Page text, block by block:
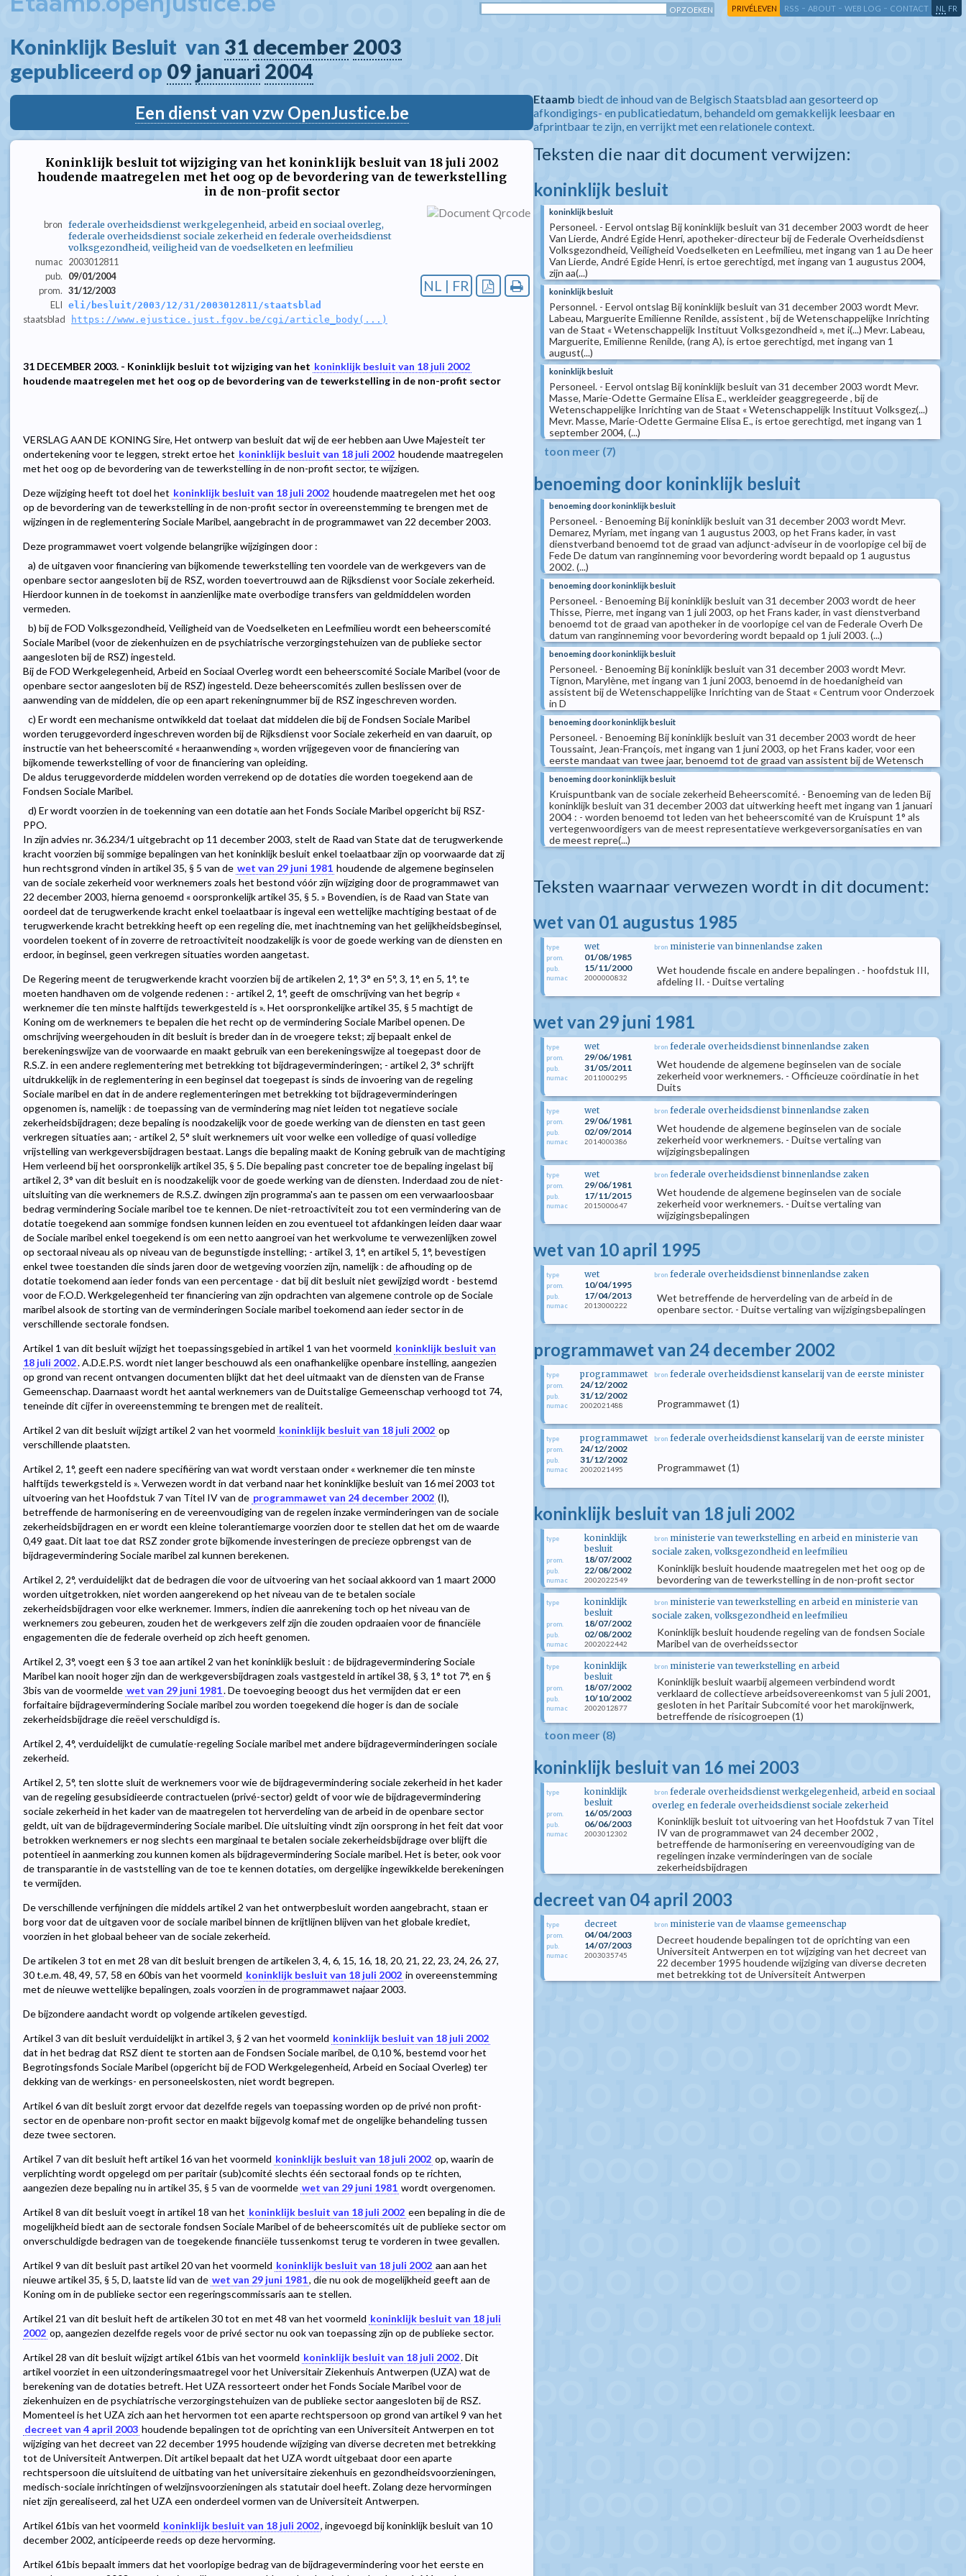
PRIVÉLEVEN RSS - ABOUT - WEB LOG - CONTACT NL FR
Koninklijk Besluit  van 31 december 2003
gepubliceerd op 09 januari 2004
Een dienst van vzw OpenJustice.be
Koninklijk besluit tot wijziging van het koninklijk besluit van 18 juli 2002
houdende maatregelen met het oog op de bevordering van de tewerkstelling
in de non-profit sector
bron federale overheidsdienst werkgelegenheid, arbeid en sociaal overleg,
federale overheidsdienst sociale zekerheid en federale overheidsdienst
volksgezondheid, veiligheid van de voedselketen en leefmilieu
numac 2003012811
pub.
09/01/2004
prom. 31/12/2003
ELI eli/besluit/2003/12/31/2003012811/staatsblad
staatsblad https://www.ejustice.just.fgov.be/cgi/article_body(...)
NL | FR
31 DECEMBER 2003. - Koninklijk besluit tot wijziging van het koninklijk besluit van 18 juli 2002
houdende maatregelen met het oog op de bevordering van de tewerkstelling in de non-profit sector
VERSLAG AAN DE KONING Sire, Het ontwerp van besluit dat wij de eer hebben aan Uwe Majesteit ter
ondertekening voor te leggen, strekt ertoe het koninklijk besluit van 18 juli 2002 houdende maatregelen
met het oog op de bevordering van de tewerkstelling in de non-profit sector, te wijzigen.
Deze wijziging heeft tot doel het koninklijk besluit van 18 juli 2002 houdende maatregelen met het oog
op de bevordering van de tewerkstelling in de non-profit sector in overeenstemming te brengen met de
wijzingen in de reglementering Sociale Maribel, aangebracht in de programmawet van 22 december 2003.
Deze programmawet voert volgende belangrijke wijzigingen door :
a) de uitgaven voor financiering van bijkomende tewerkstelling ten voordele van de werkgevers van de
openbare sector aangesloten bij de RSZ, worden toevertrouwd aan de Rijksdienst voor Sociale zekerheid.
Hierdoor kunnen in de toekomst in aanzienlijke mate overbodige transfers van geldmiddelen worden
vermeden.
b) bij de FOD Volksgezondheid, Veiligheid van de Voedselketen en Leefmilieu wordt een beheerscomité
Sociale Maribel (voor de ziekenhuizen en de psychiatrische verzorgingstehuizen van de publieke sector
aangesloten bij de RSZ) ingesteld.
Bij de FOD Werkgelegenheid, Arbeid en Sociaal Overleg wordt een beheerscomité Sociale Maribel (voor de
openbare sector aangesloten bij de RSZ) ingesteld. Deze beheerscomités zullen beslissen over de
aanwending van de middelen, die op een apart rekeningnummer bij de RSZ ingeschreven worden.
c) Er wordt een mechanisme ontwikkeld dat toelaat dat middelen die bij de Fondsen Sociale Maribel
worden teruggevorderd ingeschreven worden bij de Rijksdienst voor Sociale zekerheid en van daaruit, op
instructie van het beheerscomité « heraanwending », worden vrijgegeven voor de financiering van
bijkomende tewerkstelling of voor de financiering van opleiding.
De aldus teruggevorderde middelen worden verrekend op de dotaties die worden toegekend aan de
Fondsen Sociale Maribel.
d) Er wordt voorzien in de toekenning van een dotatie aan het Fonds Sociale Maribel opgericht bij RSZ-
PPO.
In zijn advies nr. 36.234/1 uitgebracht op 11 december 2003, stelt de Raad van State dat de terugwerkende
kracht voorzien bij sommige bepalingen van het koninklijk besluit enkel toelaatbaar zijn op voorwaarde dat zij
hun rechtsgrond vinden in artikel 35, § 5 van de wet van 29 juni 1981 houdende de algemene beginselen
van de sociale zekerheid voor werknemers zoals het bestond vóór zijn wijziging door de programmawet van
22 december 2003, hierna genoemd « oorspronkelijk artikel 35, § 5. » Bovendien, is de Raad van State van
oordeel dat de terugwerkende kracht enkel toelaatbaar is ingeval een wettelijke machtiging bestaat of de
terugwerkende kracht betrekking heeft op een regeling die, met inachtneming van het gelijkheidsbeginsel,
voordelen toekent of in zoverre de retroactiviteit noodzakelijk is voor de goede werking van de diensten en
erdoor, in beginsel, geen verkregen situaties worden aangetast.
De Regering meent de terugwerkende kracht voorzien bij de artikelen 2, 1°, 3° en 5°, 3, 1°, en 5, 1°, te
moeten handhaven om de volgende redenen : - artikel 2, 1°, geeft de omschrijving van het begrip «
werknemer die ten minste halftijds tewerkgesteld is ». Het oorspronkelijke artikel 35, § 5 machtigt de
Koning om de werknemers te bepalen die het recht op de vermindering Sociale Maribel openen. De
omschrijving weergehouden in dit besluit is breder dan in de vroegere tekst; zij bepaalt enkel de
berekeningswijze van de voorwaarde en maakt gebruik van een berekeningswijze al toegepast door de
R.S.Z. in een andere reglementering met betrekking tot bijdrageverminderingen; - artikel 2, 3° schrijft
uitdrukkelijk in de reglementering in een beginsel dat toegepast is sinds de invoering van de regeling
Sociale maribel en dat in de andere reglementeringen met betrekking tot bijdrageverminderingen
opgenomen is, namelijk : de toepassing van de vermindering mag niet leiden tot negatieve sociale
zekerheidsbijdragen; deze bepaling is noodzakelijk voor de goede werking van de diensten en tast geen
verkregen situaties aan; - artikel 2, 5° sluit werknemers uit voor welke een volledige of quasi volledige
vrijstelling van werkgeversbijdragen bestaat. Langs die bepaling maakt de Koning gebruik van de machtiging
Hem verleend bij het oorspronkelijk artikel 35, § 5. Die bepaling past concreter toe de bepaling ingelast bij
artikel 2, 3° van dit besluit en is noodzakelijk voor de goede werking van de diensten. Inderdaad zou de niet-
uitsluiting van die werknemers de R.S.Z. dwingen zijn programma's aan te passen om een verwaarloosbaar
bedrag vermindering Sociale maribel toe te kennen. De niet-retroactiviteit zou tot een vermindering van de
dotatie toegekend aan sommige fondsen kunnen leiden en zou eventueel tot afdankingen leiden daar waar
de Sociale maribel enkel toegekend is om een netto aangroei van het werkvolume te verwezenlijken zowel
op sectoraal niveau als op niveau van de begunstigde instelling; - artikel 3, 1°, en artikel 5, 1°, bevestigen
enkel twee toestanden die sinds jaren door de wetgeving voorzien zijn, namelijk : de afhouding op de
dotatie toekomend aan ieder fonds van een percentage - dat bij dit besluit niet gewijzigd wordt - bestemd
voor de F.O.D. Werkgelegenheid ter financiering van zijn opdrachten van algemene controle op de Sociale
maribel alsook de storting van de verminderingen Sociale maribel toekomend aan ieder sector in de
verschillende sectorale fondsen.
Artikel 1 van dit besluit wijzigt het toepassingsgebied in artikel 1 van het voormeld koninklijk besluit van
18 juli 2002. A.D.E.P.S. wordt niet langer beschouwd als een onafhankelijke openbare instelling, aangezien
op grond van recent ontvangen documenten blijkt dat het deel uitmaakt van de diensten van de Franse
Gemeenschap. Daarnaast wordt het aantal werknemers van de Duitstalige Gemeenschap verhoogd tot 74,
teneinde dit cijfer in overeenstemming te brengen met de realiteit.
Artikel 2 van dit besluit wijzigt artikel 2 van het voormeld koninklijk besluit van 18 juli 2002 op
verschillende plaatsten.
Artikel 2, 1°, geeft een nadere specifiëring van wat wordt verstaan onder « werknemer die ten minste
halftijds tewerkgsteld is ». Verwezen wordt in dat verband naar het koninklijke besluit van 16 mei 2003 tot
uitvoering van het Hoofdstuk 7 van Titel IV van de programmawet van 24 december 2002 (I),
betreffende de harmonisering en de vereenvoudiging van de regelen inzake verminderingen van de sociale
zekerheidsbijdragen en er wordt een kleine tolerantiemarge voorzien door te stellen dat het om de waarde
0,49 gaat. Dit laat toe dat RSZ zonder grote bijkomende investeringen de precieze opbrengst van de
bijdragevermindering Sociale maribel zal kunnen berekenen.
Artikel 2, 2°, verduidelijkt dat de bedragen die voor de uitvoering van het sociaal akkoord van 1 maart 2000
worden uitgetrokken, niet worden aangerekend op het niveau van de te betalen sociale
zekerheidsbijdragen voor elke werknemer. Immers, indien die aanrekening toch op het niveau van de
werknemers zou gebeuren, zouden het de werkgevers zelf zijn die zouden opdraaien voor de financiële
engagementen die de federale overheid op zich heeft genomen.
Artikel 2, 3°, voegt een § 3 toe aan artikel 2 van het koninklijk besluit : de bijdragevermindering Sociale
Maribel kan nooit hoger zijn dan de werkgeversbijdragen zoals vastgesteld in artikel 38, § 3, 1° tot 7°, en §
3bis van de voormelde wet van 29 juni 1981. De toevoeging beoogt dus het vermijden dat er een
forfaitaire bijdragevermindering Sociale maribel zou worden toegekend die hoger is dan de sociale
zekerheidsbijdrage die reëel verschuldigd is.
Artikel 2, 4°, verduidelijkt de cumulatie-regeling Sociale maribel met andere bijdrageverminderingen sociale
zekerheid.
Artikel 2, 5°, ten slotte sluit de werknemers voor wie de bijdragevermindering sociale zekerheid in het kader
van de regeling gesubsidieerde contractuelen (privé-sector) geldt of voor wie de bijdragevermindering
sociale zekerheid in het kader van de maatregelen tot herverdeling van de arbeid in de openbare sector
geldt, uit van de bijdragevermindering Sociale maribel. Die uitsluiting vindt zijn oorsprong in het feit dat voor
betrokken werknemers er nog slechts een marginaal te betalen sociale zekerheidsbijdrage over blijft die
potentieel in aanmerking zou kunnen komen als bijdragevermindering Sociale maribel. Het is beter, ook voor
de transparantie in de vaststelling van de toe te kennen dotaties, om dergelijke ingewikkelde berekeningen
te vermijden.
De verschillende verfijningen die middels artikel 2 van het ontwerpbesluit worden aangebracht, staan er
borg voor dat de uitgaven voor de sociale maribel binnen de krijtlijnen blijven van het globale krediet,
voorzien in het globaal beheer van de sociale zekerheid.
De artikelen 3 tot en met 28 van dit besluit brengen de artikelen 3, 4, 6, 15, 16, 18, 20, 21, 22, 23, 24, 26, 27,
30 t.e.m. 48, 49, 57, 58 en 60bis van het voormeld koninklijk besluit van 18 juli 2002 in overeenstemming
met de nieuwe wettelijke bepalingen, zoals voorzien in de programmawet najaar 2003.
De bijzondere aandacht wordt op volgende artikelen gevestigd.
Artikel 3 van dit besluit verduidelijkt in artikel 3, § 2 van het voormeld koninklijk besluit van 18 juli 2002
dat in het bedrag dat RSZ dient te storten aan de Fondsen Sociale maribel, de 0,10 %, bestemd voor het
Begrotingsfonds Sociale Maribel (opgericht bij de FOD Werkgelegenheid, Arbeid en Sociaal Overleg) ter
dekking van de werkings- en personeelskosten, niet wordt begrepen.
Artikel 6 van dit besluit zorgt ervoor dat dezelfde regels van toepassing worden op de privé non profit-
sector en de openbare non-profit sector en maakt bijgevolg komaf met de ongelijke behandeling tussen
deze twee sectoren.
Artikel 7 van dit besluit heft artikel 16 van het voormeld koninklijk besluit van 18 juli 2002 op, waarin de
verplichting wordt opgelegd om per paritair (sub)comité slechts één sectoraal fonds op te richten,
aangezien deze bepaling nu in artikel 35, § 5 van de voormelde wet van 29 juni 1981 wordt overgenomen.
Artikel 8 van dit besluit voegt in artikel 18 van het koninklijk besluit van 18 juli 2002 een bepaling in die de
mogelijkheid biedt aan de sectorale fondsen Sociale Maribel of de beheerscomités uit de publieke sector om
onverschuldigde bedragen van de toegekende financiële tussenkomst terug te vorderen in twee gevallen.
Artikel 9 van dit besluit past artikel 20 van het voormeld koninklijk besluit van 18 juli 2002 aan aan het
nieuwe artikel 35, § 5, D, laatste lid van de wet van 29 juni 1981, die nu ook de mogelijkheid geeft aan de
Koning om in de publieke sector een regeringscommissaris aan te stellen.
Artikel 21 van dit besluit heft de artikelen 30 tot en met 48 van het voormeld koninklijk besluit van 18 juli
2002 op, aangezien dezelfde regels voor de privé sector nu ook van toepassing zijn op de publieke sector.
Artikel 28 van dit besluit wijzigt artikel 61bis van het voormeld koninklijk besluit van 18 juli 2002. Dit
artikel voorziet in een uitzonderingsmaatregel voor het Universitair Ziekenhuis Antwerpen (UZA) wat de
berekening van de dotaties betreft. Het UZA ressorteert onder het Fonds Sociale Maribel voor de
ziekenhuizen en de psychiatrische verzorgingstehuizen van de publieke sector aangesloten bij de RSZ.
Momenteel is het UZA zich aan het hervormen tot een aparte rechtspersoon op grond van artikel 9 van het
decreet van 4 april 2003 houdende bepalingen tot de oprichting van een Universiteit Antwerpen en tot
wijziging van het decreet van 22 december 1995 houdende wijziging van diverse decreten met betrekking
tot de Universiteit Antwerpen. Dit artikel bepaalt dat het UZA wordt uitgebaat door een aparte
rechtspersoon die uitsluitend de uitbating van het universitaire ziekenhuis en gezondheidsvoorzieningen,
medisch-sociale inrichtingen of welzijnsvoorzieningen als statutair doel heeft. Zolang deze hervormingen
niet zijn gerealiseerd, zal het UZA een onderdeel vormen van de Universiteit Antwerpen.
Artikel 61bis van het voormeld koninklijk besluit van 18 juli 2002, ingevoegd bij koninklijk besluit van 10
december 2002, anticipeerde reeds op deze hervorming.
Artikel 61bis bepaalt immers dat het voorlopige bedrag van de bijdragevermindering voor het eerste en
Etaamb biedt de inhoud van de Belgisch Staatsblad aan gesorteerd op
afkondigings- en publicatiedatum, behandeld om gemakkelijk leesbaar en
afprintbaar te zijn, en verrijkt met een relationele context.
Teksten die naar dit document verwijzen:
koninklijk besluit
koninklijk besluit
Personeel. - Eervol ontslag Bij koninklijk besluit van 31 december 2003 wordt de heer
Van Lierde, André Egide Henri, apotheker-directeur bij de Federale Overheidsdienst
Volksgezondheid, Veiligheid Voedselketen en Leefmilieu, met ingang van 1 au De heer
Van Lierde, André Egide Henri, is ertoe gerechtigd, met ingang van 1 augustus 2004,
zijn aa(...)
koninklijk besluit
Personnel. - Eervol ontslag Bij koninklijk besluit van 31 december 2003 wordt Mevr.
Labeau, Marguerite Emilienne Renilde, assistent , bij de Wetenschappelijke Inrichting
van de Staat « Wetenschappelijk Instituut Volksgezondheid », met i(...) Mevr. Labeau,
Marguerite, Emilienne Renilde, (rang A), is ertoe gerechtigd, met ingang van 1
august(...)
koninklijk besluit
Personeel. - Eervol ontslag Bij koninklijk besluit van 31 december 2003 wordt Mevr.
Masse, Marie-Odette Germaine Elisa E., werkleider geaggregeerde , bij de
Wetenschappelijke Inrichting van de Staat « Wetenschappelijk Instituut Volksgez(...)
Mevr. Masse, Marie-Odette Germaine Elisa E., is ertoe gerechtigd, met ingang van 1
september 2004, (...)
toon meer (7)
benoeming door koninklijk besluit
benoeming door koninklijk besluit
Personeel. - Benoeming Bij koninklijk besluit van 31 december 2003 wordt Mevr.
Demarez, Myriam, met ingang van 1 augustus 2003, op het Frans kader, in vast
dienstverband benoemd tot de graad van adjunct-adviseur in de voorlopige cel bij de
Fede De datum van ranginneming voor bevordering wordt bepaald op 1 augustus
2002. (...)
benoeming door koninklijk besluit
Personeel. - Benoeming Bij koninklijk besluit van 31 december 2003 wordt de heer
Thisse, Pierre, met ingang van 1 juli 2003, op het Frans kader, in vast dienstverband
benoemd tot de graad van apotheker in de voorlopige cel van de Federale Overh De
datum van ranginneming voor bevordering wordt bepaald op 1 juli 2003. (...)
benoeming door koninklijk besluit
Personeel. - Benoeming Bij koninklijk besluit van 31 december 2003 wordt Mevr.
Tignon, Marylène, met ingang van 1 juni 2003, benoemd in de hoedanigheid van
assistent bij de Wetenschappelijke Inrichting van de Staat « Centrum voor Onderzoek
in D
benoeming door koninklijk besluit
Personeel. - Benoeming Bij koninklijk besluit van 31 december 2003 wordt de heer
Toussaint, Jean-François, met ingang van 1 juni 2003, op het Frans kader, voor een
eerste mandaat van twee jaar, benoemd tot de graad van assistent bij de Wetensch
benoeming door koninklijk besluit
Kruispuntbank van de sociale zekerheid Beheerscomité. - Benoeming van de leden Bij
koninklijk besluit van 31 december 2003 dat uitwerking heeft met ingang van 1 januari
2004 : - worden benoemd tot leden van het beheerscomité van de Kruispunt 1° als
vertegenwoordigers van de meest representatieve werkgeversorganisaties en van
de meest repre(...)
Teksten waarnaar verwezen wordt in dit document:
wet van 01 augustus 1985
type wet
prom. 01/08/1985
pub. 15/11/2000
numac 2000000832
bron ministerie van binnenlandse zaken
Wet houdende fiscale en andere bepalingen . - hoofdstuk III,
afdeling II. - Duitse vertaling
wet van 29 juni 1981
type wet
prom. 29/06/1981
pub. 31/05/2011
numac 2011000295
bron federale overheidsdienst binnenlandse zaken
Wet houdende de algemene beginselen van de sociale
zekerheid voor werknemers. - Officieuze coördinatie in het
Duits
type wet
prom. 29/06/1981
pub. 02/09/2014
numac 2014000386
bron federale overheidsdienst binnenlandse zaken
Wet houdende de algemene beginselen van de sociale
zekerheid voor werknemers. - Duitse vertaling van
wijzigingsbepalingen
type wet
prom. 29/06/1981
pub. 17/11/2015
numac 2015000647
bron federale overheidsdienst binnenlandse zaken
Wet houdende de algemene beginselen van de sociale
zekerheid voor werknemers. - Duitse vertaling van
wijzigingsbepalingen
wet van 10 april 1995
type wet
prom. 10/04/1995
pub. 17/04/2013
numac 2013000222
bron federale overheidsdienst binnenlandse zaken
Wet betreffende de herverdeling van de arbeid in de
openbare sector. - Duitse vertaling van wijzigingsbepalingen
programmawet van 24 december 2002
type programmawet
prom. 24/12/2002
pub. 31/12/2002
numac 2002021488
bron federale overheidsdienst kanselarij van de eerste minister
Programmawet (1)
type programmawet
prom. 24/12/2002
pub. 31/12/2002
numac 2002021495
bron federale overheidsdienst kanselarij van de eerste minister
Programmawet (1)
koninklijk besluit van 18 juli 2002
type
koninklijk
besluit
prom. 18/07/2002
pub. 22/08/2002
numac 2002022549
bron ministerie van tewerkstelling en arbeid en ministerie van
sociale zaken, volksgezondheid en leefmilieu
Koninklijk besluit houdende maatregelen met het oog op de
bevordering van de tewerkstelling in de non-profit sector
type
koninklijk
besluit
prom. 18/07/2002
pub. 02/08/2002
numac 2002022442
bron ministerie van tewerkstelling en arbeid en ministerie van
sociale zaken, volksgezondheid en leefmilieu
Koninklijk besluit houdende regeling van de fondsen Sociale
Maribel van de overheidssector
type
koninklijk
besluit
prom. 18/07/2002
pub. 10/10/2002
numac 2002012877
bron ministerie van tewerkstelling en arbeid
Koninklijk besluit waarbij algemeen verbindend wordt
verklaard de collectieve arbeidsovereenkomst van 5 juli 2001,
gesloten in het Paritair Subcomité voor het marokijnwerk,
betreffende de risicogroepen (1)
toon meer (8)
koninklijk besluit van 16 mei 2003
type
koninklijk
besluit
prom. 16/05/2003
pub. 06/06/2003
numac 2003012302
bron federale overheidsdienst werkgelegenheid, arbeid en sociaal
overleg en federale overheidsdienst sociale zekerheid
Koninklijk besluit tot uitvoering van het Hoofdstuk 7 van Titel
IV van de programmawet van 24 december 2002 ,
betreffende de harmonisering en vereenvoudiging van de
regelingen inzake verminderingen van de sociale
zekerheidsbijdragen
decreet van 04 april 2003
type decreet
prom. 04/04/2003
pub. 14/07/2003
numac 2003035745
bron ministerie van de vlaamse gemeenschap
Decreet houdende bepalingen tot de oprichting van een
Universiteit Antwerpen en tot wijziging van het decreet van
22 december 1995 houdende wijziging van diverse decreten
met betrekking tot de Universiteit Antwerpen